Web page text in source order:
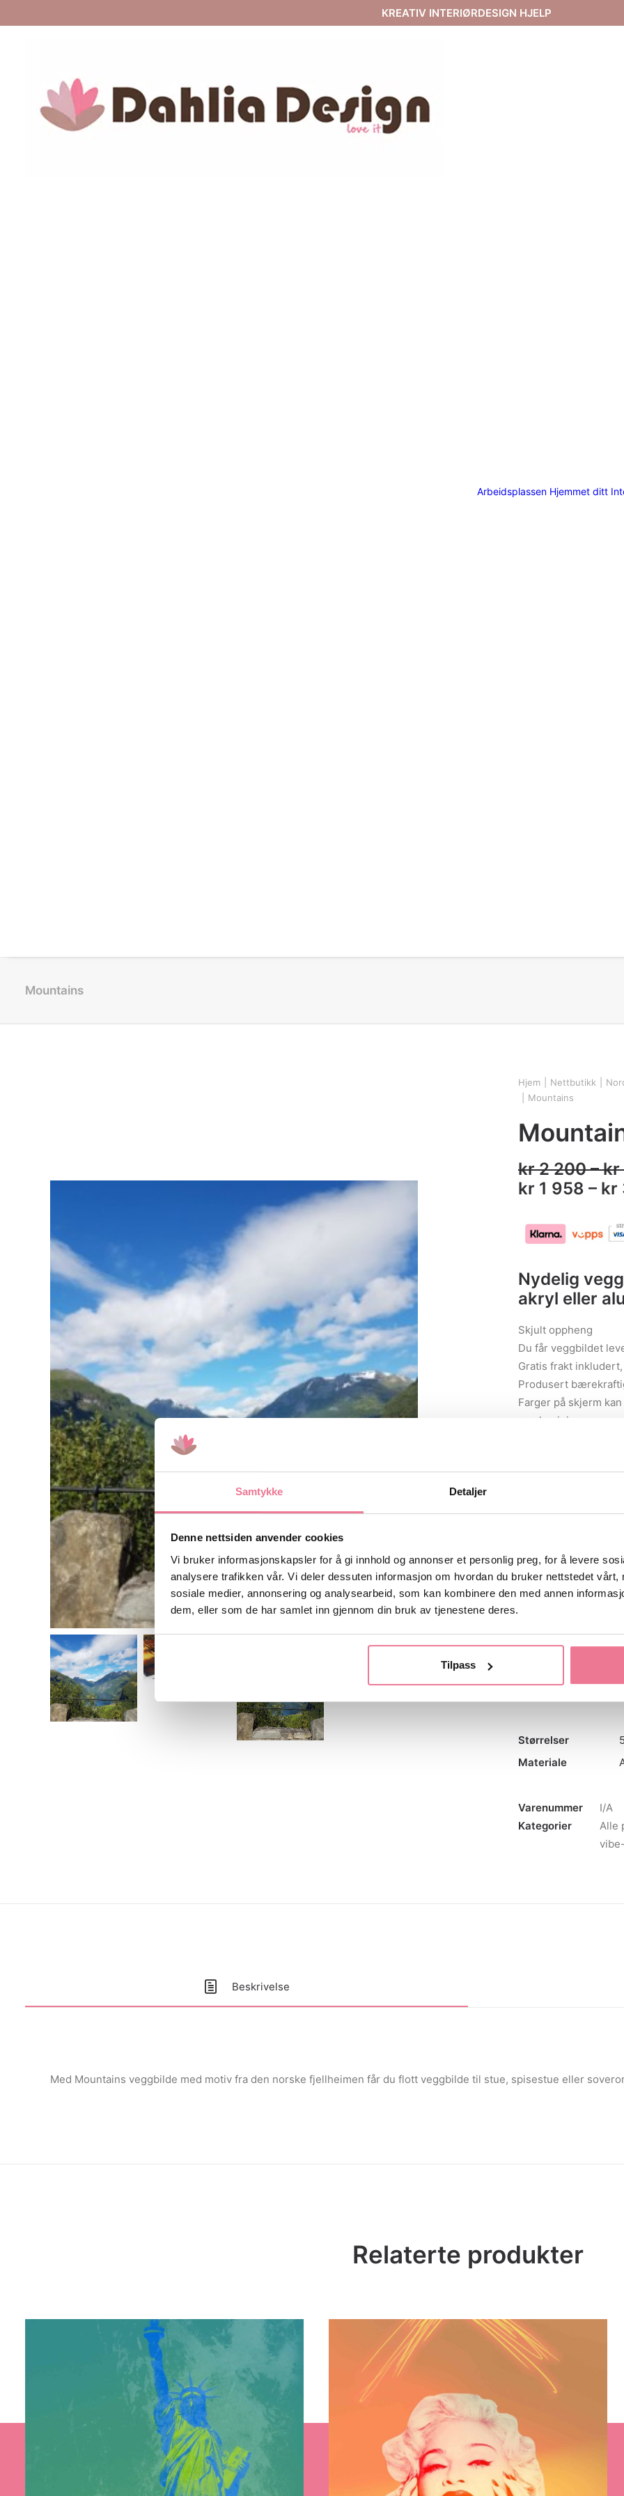
Samtykke Detaljer
Denne nettsiden anvender cookies
Vi bruker informasjonskapsler for å gi innhold og annonser et personlig preg, for å levere
analysere trafikken vår. Vi deler dessuten informasjon om hvordan du bruker nettstedet vårt,
sosiale medier, annonsering og analysearbeid, som kan kombinere den med annen
dem, eller som de har samlet inn gjennom din bruk av tjenestene deres.
Tilpass
KREATIV INTERIØRDESIGN HJELP
Arbeidsplassen Hjemmet ditt
Mountains
Hjem Nettbutikk
Mountains
kr2 200 – kr
kr 1 958 – kr
Nydelig
akryl eller
Skjult oppheng
Du får veggbildet
Gratis frakt
Produsert
Farger på skjerm
og aluminium
MARKÉR
50 x 70 cm 70
Materiale
Akryl
Mountains
Størrelser
Materiale
Varenummer
I/A
Kategorier
Alle
Beskrivelse
Med Mountains veggbilde med motiv fra den norske fjellheimen får du flott veggbilde til stue, spisestue eller
Relaterte produkter